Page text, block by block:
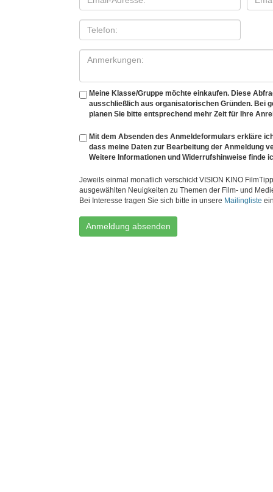
Meine Klasse/Gruppe möchte einkaufen. Diese
ausschließlich aus organisatorischen Gründen. Bei
planen Sie bitte entsprechend mehr Zeit für Ihre
Mit dem Absenden des Anmeldeformulars erkläre
dass meine Daten zur Bearbeitung der Anmeldung
Weitere Informationen und Widerrufshinweise finde
Jeweils einmal monatlich verschickt VISION KINO
ausgewählten Neuigkeiten zu Themen der Film- und
Bei Interesse tragen Sie sich bitte in unsere Mailingliste
Anmeldung absenden